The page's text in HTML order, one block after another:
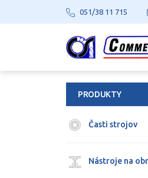
PRODUKTY
Časti strojov
Nástroje na
051/38 11 715